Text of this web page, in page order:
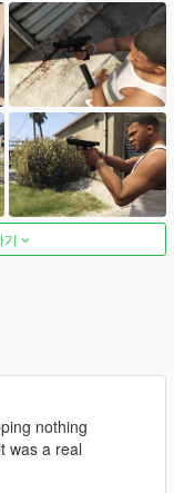
기
nothing
was a real